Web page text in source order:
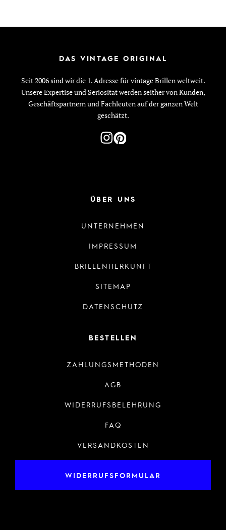
DAS VINTAGE ORIGINAL
Seit 2006 sind wir die 1. Adresse für vintage Brillen weltweit.
Unsere Expertise und Seriosität werden seither von Kunden,
Geschäftspartnern und Fachleuten auf der ganzen Welt
geschätzt.
ÜBER UNS
UNTERNEHMEN
IMPRESSUM
BRILLENHERKUNFT
SITEMAP
DATENSCHUTZ
BESTELLEN
ZAHLUNGSMETHODEN
AGB
WIDERRUFSBELEHRUNG
FAQ
VERSANDKOSTEN
WIDERRUFSFORMULAR